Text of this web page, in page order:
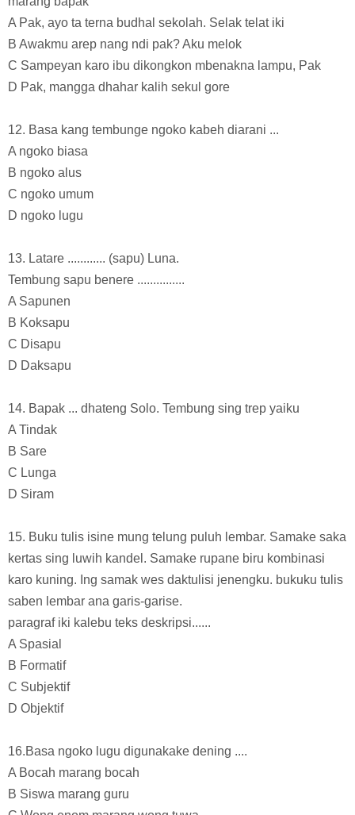
A Pak, ayo ta terna budhal sekolah. Selak telat iki
B Awakmu arep nang ndi pak? Aku melok
C Sampeyan karo ibu dikongkon mbenakna lampu, Pak
D Pak, mangga dhahar kalih sekul gore
12. Basa kang tembunge ngoko kabeh diarani ...
A ngoko biasa
B ngoko alus
C ngoko umum
D ngoko lugu
13. Latare ............ (sapu) Luna.
Tembung sapu benere ...............
A Sapunen
B Koksapu
C Disapu
D Daksapu
14. Bapak ... dhateng Solo. Tembung sing trep yaiku
A Tindak
B Sare
C Lunga
D Siram
15. Buku tulis isine mung telung puluh lembar. Samake saka
kertas sing luwih kandel. Samake rupane biru kombinasi
karo kuning. Ing samak wes daktulisi jenengku. bukuku tulis
saben lembar ana garis-garise.
paragraf iki kalebu teks deskripsi......
A Spasial
B Formatif
C Subjektif
D Objektif
16.Basa ngoko lugu digunakake dening ....
A Bocah marang bocah
B Siswa marang guru